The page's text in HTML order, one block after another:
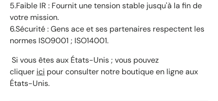
5.Faible IR : Fournit une tension stable jusqu'à la fin de
votre mission.
6.Sécurité : Gens ace et ses partenaires respectent les
normes ISO9001 ; ISO14001.
Si vous êtes aux États-Unis ; vous pouvez
cliquer ici pour consulter notre boutique en ligne aux
États-Unis.